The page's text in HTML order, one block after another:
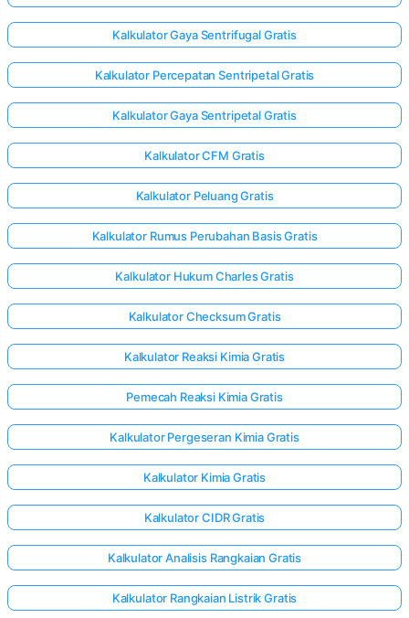
Kalkulator Gaya Sentrifugal Gratis
Kalkulator Percepatan Sentripetal Gratis
Kalkulator Gaya Sentripetal Gratis
Kalkulator CFM Gratis
Kalkulator Peluang Gratis
Kalkulator Rumus Perubahan Basis Gratis
Kalkulator Hukum Charles Gratis
Kalkulator Checksum Gratis
Kalkulator Reaksi Kimia Gratis
Pemecah Reaksi Kimia Gratis
Kalkulator Pergeseran Kimia Gratis
Kalkulator Kimia Gratis
Kalkulator CIDR Gratis
Kalkulator Analisis Rangkaian Gratis
Kalkulator Rangkaian Listrik Gratis